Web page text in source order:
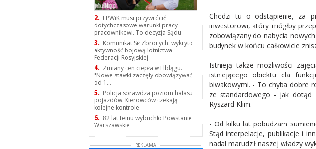
2. EPWiK musi przywrócić
dotychczasowe warunki pracy
pracownikowi. To decyzja Sądu
3. Komunikat Sił Zbronych: wykryto
aktywność bojową lotnictwa
Federacji Rosyjskiej
4. Zmiany cen ciepła w Elblągu.
"Nowe stawki zaczęły obowiązywać
od 1...
5. Policja sprawdza poziom hałasu
pojazdów. Kierowców czekają
kolejne kontrole
6. 82 lat temu wybuchło Powstanie
Warszawskie
REKLAMA
Chodzi tu o odstąpienie, za
inwestorowi, który mógłby
zobowiązany do nabycia
budynek w końcu całkowicie
Istnieją także możliwości
istniejącego obiektu dla
biwakowymi. - To chyba dobre
ze standardowego - jak dotąd
Ryszard Klim.
- Od kilku lat pobudzam
Stąd interpelacje, publikacje i
nadal marudził naszej władzy